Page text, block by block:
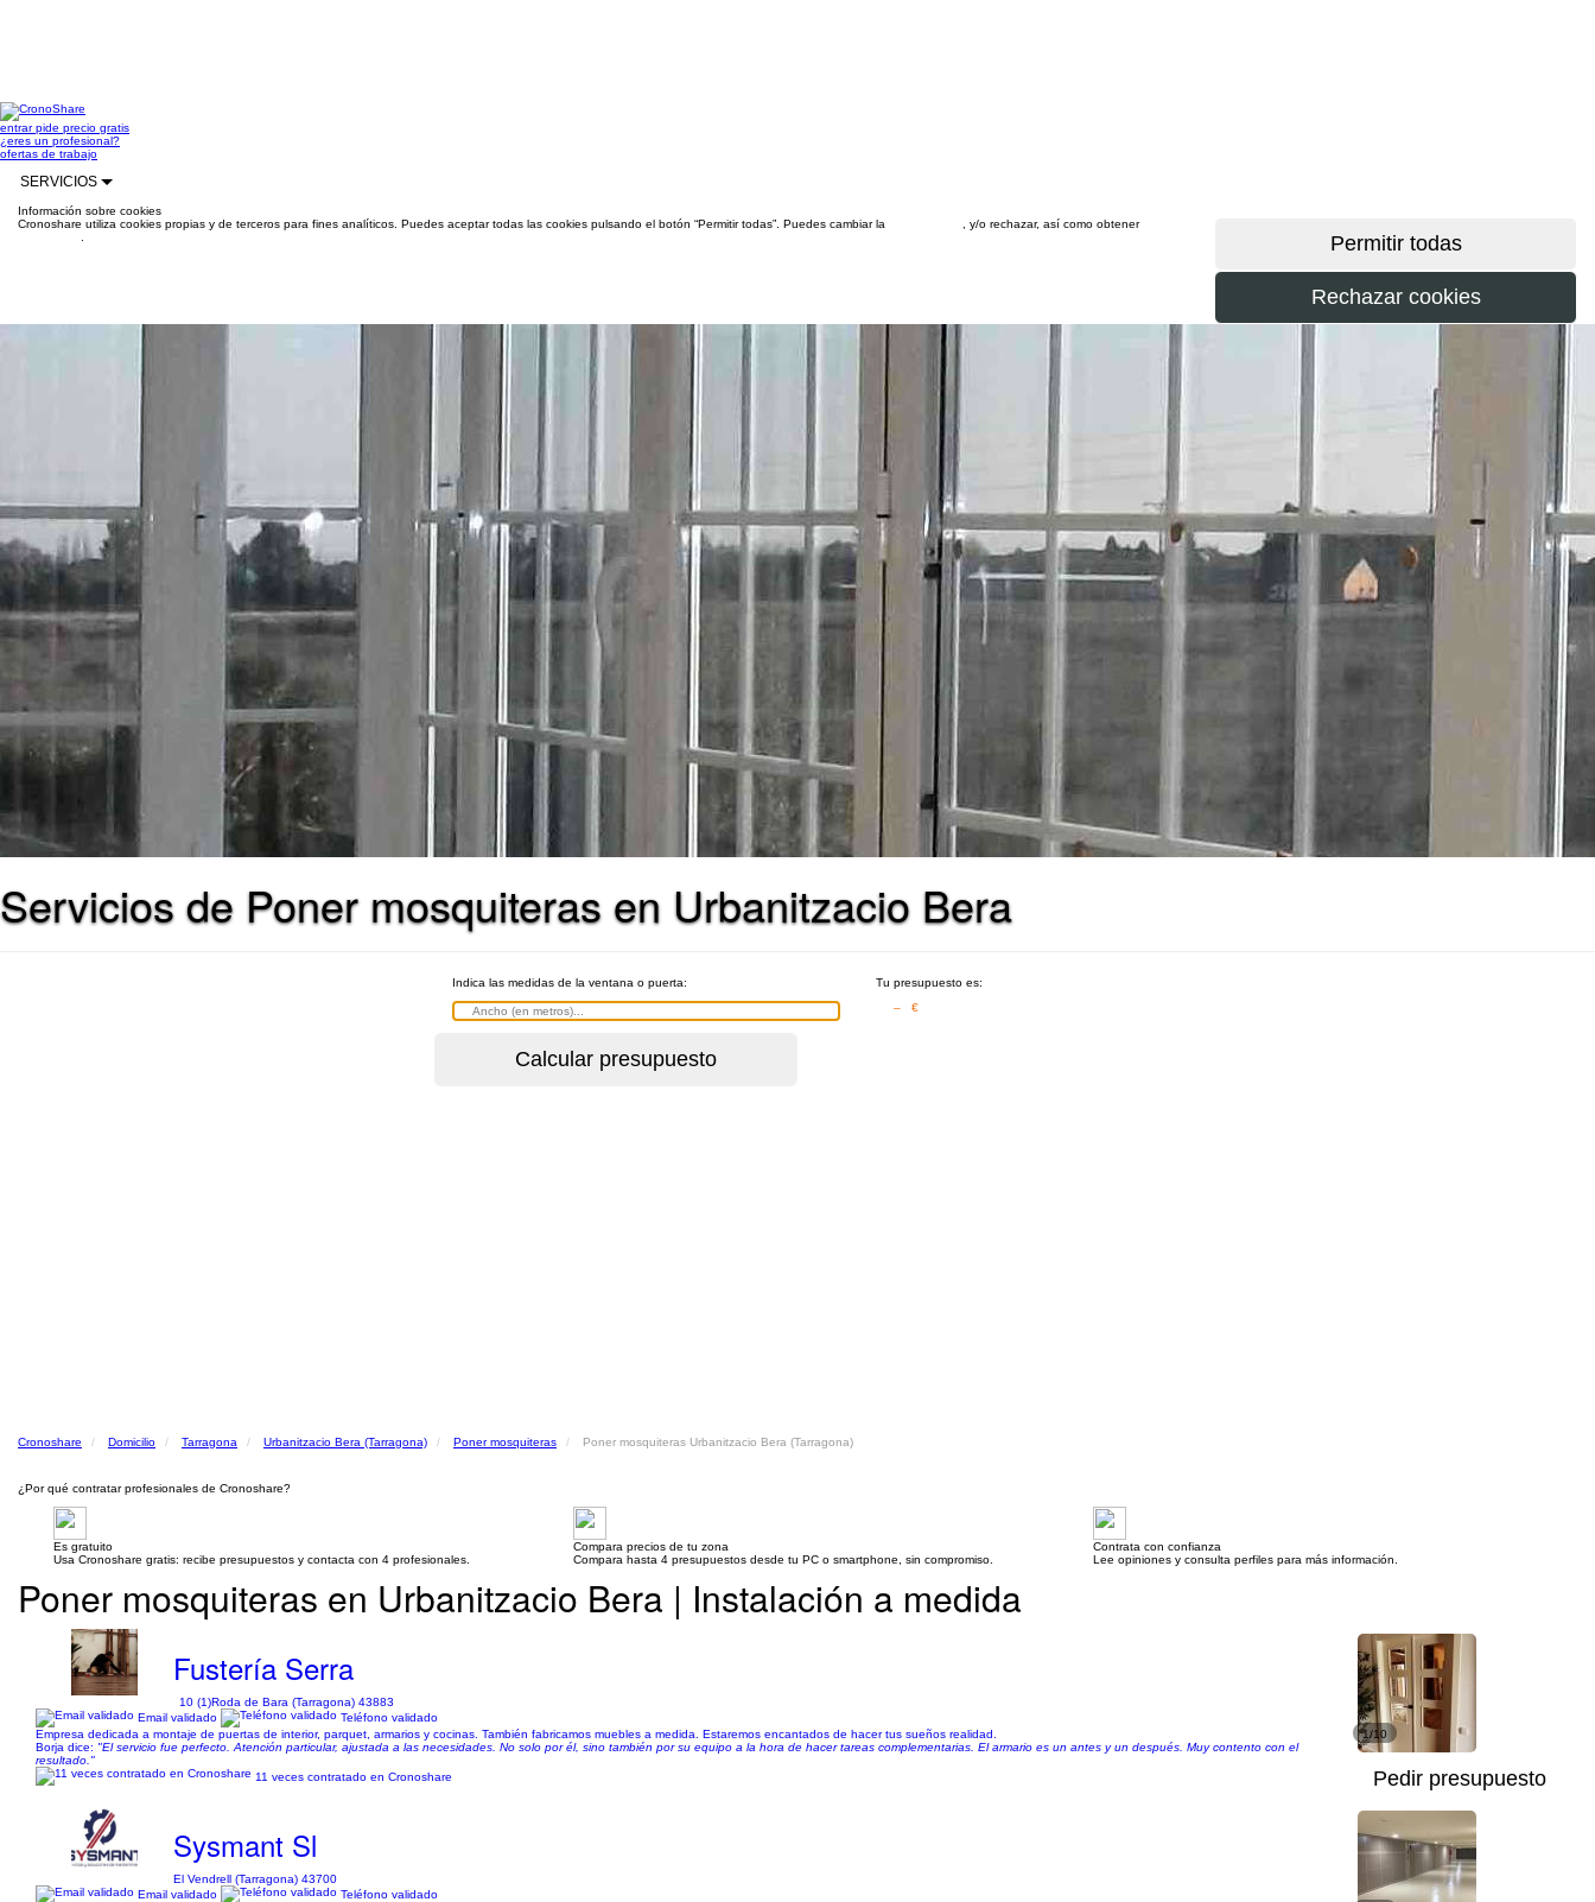
entrarpide precio gratis
¿eres un profesional?
ofertas de trabajo
SERVICIOS
Información sobre cookies
Cronoshare utiliza cookies propias y de terceros para fines analíticos. Puedes aceptar todas las cookies pulsando el botón “Permitir todas”. Puedes cambiar la
, y/o rechazar, así como obtener
Servicios de Poner mosquiteras en Urbanitzacio Bera
Indica las medidas de la ventana o puerta:
Tu presupuesto es:
– €
Cronoshare Domicilio Tarragona Urbanitzacio Bera (Tarragona) Poner mosquiteras Poner mosquiteras Urbanitzacio Bera (Tarragona)
¿Por qué contratar profesionales de Cronoshare?
Es gratuito
Usa Cronoshare gratis: recibe presupuestos y contacta con 4 profesionales.
Compara precios de tu zona
Compara hasta 4 presupuestos desde tu PC o smartphone, sin compromiso.
Contrata con confianza
Lee opiniones y consulta perfiles para más información.
Poner mosquiteras en Urbanitzacio Bera | Instalación a medida
Fustería Serra
10 (1)Roda de Bara (Tarragona) 43883
Email validado
Teléfono validado
Empresa dedicada a montaje de puertas de interior, parquet, armarios y cocinas. También fabricamos muebles a medida. Estaremos encantados de hacer tus sueños realidad.
Borja dice: "El servicio fue perfecto. Atención particular, ajustada a las necesidades. No solo por él, sino también por su equipo a la hora de hacer tareas complementarias. El armario es un antes y un después. Muy contento con el
resultado."
11 veces contratado en Cronoshare
1/10
Pedir presupuesto
Sysmant Sl
El Vendrell (Tarragona) 43700
Email validado
Teléfono validado